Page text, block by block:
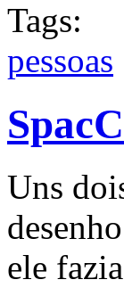
Tags:
pessoas
Uns
ele